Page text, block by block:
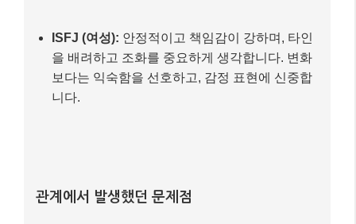
ISFJ (여성): 안정적이고 책임감이 강하며, 타인
을 배려하고 조화를 중요하게 생각합니다. 변화
보다는 익숙함을 선호하고, 감정 표현에 신중합
니다.
관계에서 발생했던 문제점